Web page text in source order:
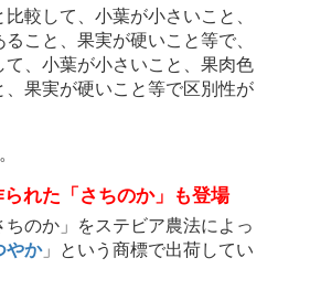
較して、小葉が小さいこと、
こと、果実が硬いこと等で、
て、小葉が小さいこと、果肉色
、果実が硬いこと等で区別性が
れた「さちのか」も登場
のか」をステビア農法によっ
やか」という商標で出荷してい